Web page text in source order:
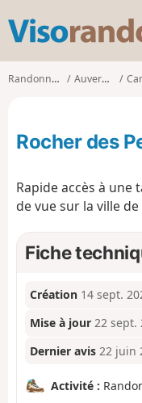
Randonnées Auvergne
Rocher des
Rapide accès à
de vue sur la ville
Fiche
Création 14 sept.
Mise à jour 22 sept.
Dernier avis 22 juin
Activité :